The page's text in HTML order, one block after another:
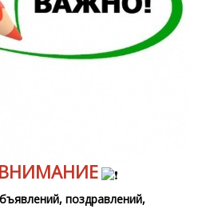
ВНИМАНИЕ
поздравлений,